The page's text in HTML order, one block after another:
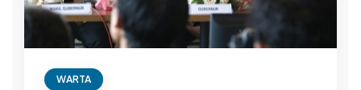
WARTA